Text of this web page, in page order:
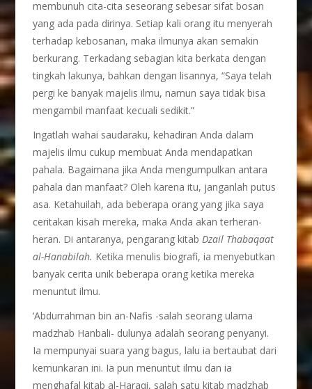
membunuh cita-cita seseorang sebesar sifat bosan
yang ada pada dirinya. Setiap kali orang itu menyerah
terhadap kebosanan, maka ilmunya akan semakin
berkurang. Terkadang sebagian kita berkata dengan
tingkah lakunya, bahkan dengan lisannya, “Saya telah
pergi ke banyak majelis ilmu, namun saya tidak bisa
mengambil manfaat kecuali sedikit.”
Ingatlah wahai saudaraku, kehadiran Anda dalam
majelis ilmu cukup membuat Anda mendapatkan
pahala. Bagaimana jika Anda mengumpulkan antara
pahala dan manfaat? Oleh karena itu, janganlah putus
asa. Ketahuilah, ada beberapa orang yang jika saya
ceritakan kisah mereka, maka Anda akan terheran-
heran. Di antaranya, pengarang kitabDzail Thabaqaat
al-Hanabilah. Ketika menulis biografi, ia menyebutkan
banyak cerita unik beberapa orang ketika mereka
menuntut ilmu.
‘Abdurrahman bin an-Nafis -salah seorang ulama
madzhab Hanbali- dulunya adalah seorang penyanyi.
Ia mempunyai suara yang bagus, lalu ia bertaubat dari
kemunkaran ini. Ia pun menuntut ilmu dan ia
menghafal kitab al-Haraqi, salah satu kitab madzhab